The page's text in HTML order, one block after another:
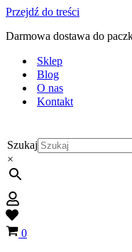
Przejdź do treści
Darmowa dostawa do
Sklep
Blog
O nas
Kontakt
Szukaj
×
Wish
listKoszyk
0